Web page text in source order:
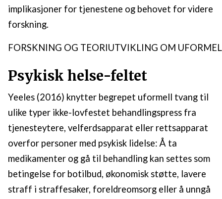
implikasjoner for tjenestene og behovet for videre
forskning.
FORSKNING OG TEORIUTVIKLING OM
Psykisk helse-feltet
Yeeles (2016) knytter begrepet uformell tvang til
ulike typer ikke-lovfestet behandlingspress fra
tjenesteytere, velferdsapparat eller rettsapparat
overfor personer med psykisk lidelse: Å ta
medikamenter og gå til behandling kan settes som
betingelse for botilbud, økonomisk støtte, lavere
straff i straffesaker, foreldreomsorg eller å unngå